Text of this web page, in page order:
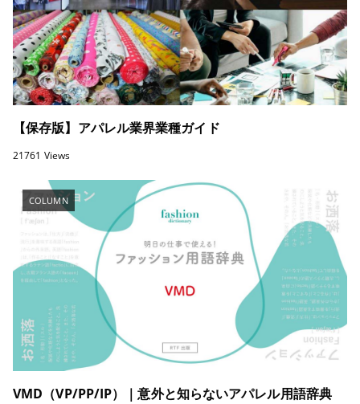
【保存版】アパレル業界業種ガイド
21761 Views
COLUMN
VMD（VP/PP/IP）｜意外と知らないアパレル用語辞典